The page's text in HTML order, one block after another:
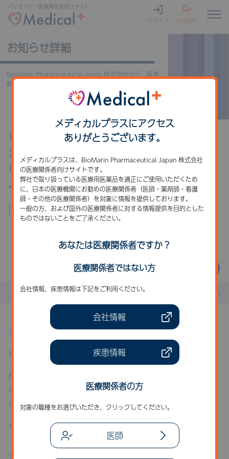
バイオマリン医療関係者向けサイト
ログイン
会員登録
お知らせ詳細
BioMarin Pharmaceutical Japan 株式会社から、医療
関係者の皆様へのご案内です。
電子化された添付文書改訂のお知らせ：軟骨
無形成症治療薬「ボックスゾゴ皮下注用
0.4mg/0.56mg/1.2mg」
製品に関するお知らせ
一覧に戻る
トップページ お知らせ 製品に関するお知らせ 電子
会員に関するお問い合わせ
製品に関するお問い合わせ
BioMarin Pharmaceutical Japan 株式会社
0120-555-386
電話受付時間 平日9:00～17:00
メディカルプラスにアクセス
ありがとうございます。
メディカルプラスは、BioMarin Pharmaceutical Japan 株式会社
の医療関係者向けサイトです。
弊社で取り扱っている医療用医薬品を適正にご使用いただくため
に、日本の医療機関にお勤めの医療関係者（医師・薬剤師・看護
師・その他の医療関係者）を対象に情報を提供しております。
一般の方、および国外の医療関係者に対する情報提供を目的とした
ものではないことをご了承ください。
あなたは医療関係者ですか？
医療関係者ではない方
会社情報、疾患情報は下記をご利用ください。
会社情報
疾患情報
医療関係者の方
対象の職種をお選びいただき、クリックしてください。
医師